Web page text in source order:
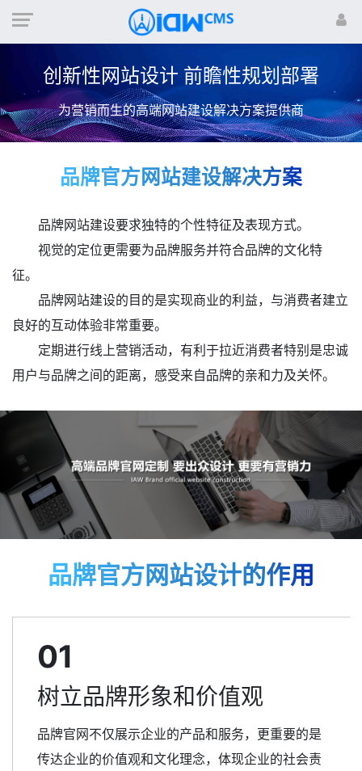
新手必读 软件销售
创新性网站设计 前瞻性规划部署
为营销而生的高端网站建设解决方案提供商
品牌官方网站建设解决方案
品牌网站建设要求独特的个性特征及表现方式。
视觉的定位更需要为品牌服务并符合品牌的文化特
征。
品牌网站建设的目的是实现商业的利益，与消费者建立
良好的互动体验非常重要。
定期进行线上营销活动，有利于拉近消费者特别是忠诚
用户与品牌之间的距离，感受来自品牌的亲和力及关怀。
品牌官方网站设计的作用
01
树立品牌形象和价值观
品牌官网不仅展示企业的产品和服务，更重要的是
传达企业的价值观和文化理念，体现企业的社会责